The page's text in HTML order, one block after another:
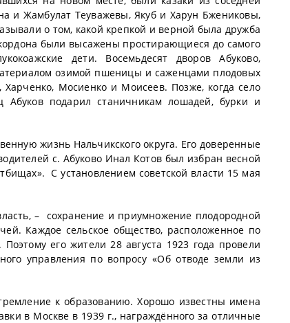
и Жамбулат Теуважевы, Якуб и Харун Бжениковы,
о том, какой крепкой и верной была дружба
были высажены простирающиеся до самого
дети. Восемьдесят дворов Абуково,
озимой пшеницы и саженцами плодовых
Мосиенко и Моисеев. Позже, когда село
подарил станичникам лошадей, бурки и
жизнь Нальчикского округа. Его доверенные
с. Абуково Инал Котов был избран весной
С установлением советской власти 15 мая
– сохранение и приумножение плодородной
Каждое сельское общество, расположенное по
его жители 28 августа 1923 года провели
управления по вопросу «Об отводе земли из
к образованию. Хорошо известны имена
в Москве в 1939 г., награждённого за отличные